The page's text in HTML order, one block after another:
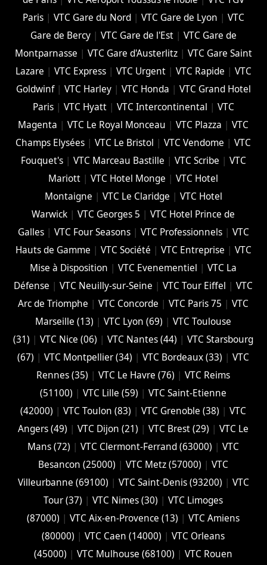
Paris| VTC Gare du Nord| VTC Gare de Lyon | VTC
Gare de Bercy| VTC Gare de l'Est| VTC Gare de
Montparnasse | VTC Gare d'Austerlitz| VTC Gare Saint
Lazare | VTC Express| VTC Urgent| VTC Rapide | VTC
Goldwinf| VTC Harley| VTC Honda | VTC Grand Hotel
Paris| VTC Hyatt| VTC Intercontinental | VTC
Magenta |VTC Le Royal Monceau |VTC Plazza |VTC
Champs Elysées |VTC Le Bristol |VTC Vendome |VTC
Fouquet's| VTC Marceau Bastille | VTC Scribe | VTC
Mariott |VTC Hotel Monge |VTC Hotel
Montaigne | VTC Le Claridge | VTC Hotel
Warwick |VTC Georges 5 |VTC Hotel Prince de
Galles| VTC Four Seasons| VTC Professionnels| VTC
Hauts de Gamme | VTC Société | VTC Entreprise | VTC
Mise à Disposition |VTC Evenementiel |VTC La
Défense |VTC Neuilly-sur-Seine |VTC Tour Eiffel |VTC
Arc de Triomphe |VTC Concorde |VTC Paris 75 |VTC
Marseille (13) |VTC Lyon (69) |VTC Toulouse
(31) |VTC Nice (06) |VTC Nantes (44) |VTC Starsbourg
(67) |VTC Montpellier (34) |VTC Bordeaux (33) |VTC
Rennes (35) |VTC Le Havre (76) |VTC Reims
(51100) |VTC Lille (59) |VTC Saint-Etienne
(42000) |VTC Toulon (83) |VTC Grenoble (38) |VTC
Angers (49) |VTC Dijon (21) |VTC Brest (29) |VTC Le
Mans (72) |VTC Clermont-Ferrand (63000) |VTC
Besancon (‎25000) |VTC Metz (57000) |VTC
Villeurbanne (‎69100) | VTC Saint-Denis (93200) | VTC
Tour (37) |VTC Nimes (30) |VTC Limoges
(‎87000) |VTC Aix-en-Provence (13) |VTC Amiens
(‎80000) |VTC Caen (14000) |VTC Orleans
(45000) |VTC Mulhouse (68100) |VTC Rouen